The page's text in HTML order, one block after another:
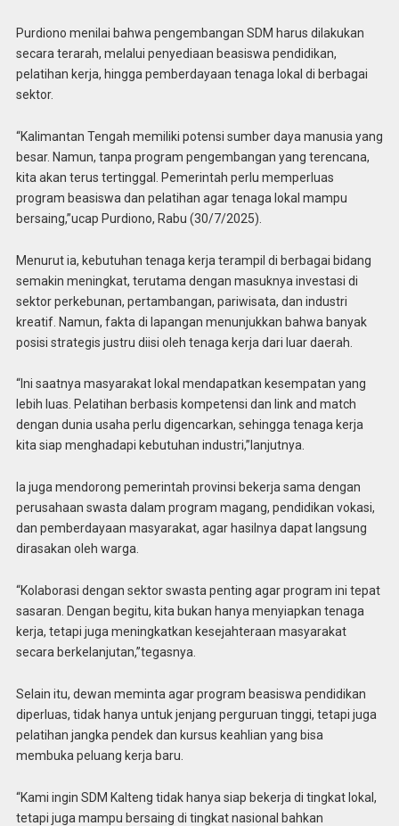
Purdiono menilai bahwa pengembangan SDM harus dilakukan
secara terarah, melalui penyediaan beasiswa pendidikan,
pelatihan kerja, hingga pemberdayaan tenaga lokal di berbagai
sektor.
“Kalimantan Tengah memiliki potensi sumber daya manusia yang
besar. Namun, tanpa program pengembangan yang terencana,
kita akan terus tertinggal. Pemerintah perlu memperluas
program beasiswa dan pelatihan agar tenaga lokal mampu
bersaing,”ucap Purdiono, Rabu (30/7/2025).
Menurut ia, kebutuhan tenaga kerja terampil di berbagai bidang
semakin meningkat, terutama dengan masuknya investasi di
sektor perkebunan, pertambangan, pariwisata, dan industri
kreatif. Namun, fakta di lapangan menunjukkan bahwa banyak
posisi strategis justru diisi oleh tenaga kerja dari luar daerah.
“Ini saatnya masyarakat lokal mendapatkan kesempatan yang
lebih luas. Pelatihan berbasis kompetensi dan link and match
dengan dunia usaha perlu digencarkan, sehingga tenaga kerja
kita siap menghadapi kebutuhan industri,”lanjutnya.
Ia juga mendorong pemerintah provinsi bekerja sama dengan
perusahaan swasta dalam program magang, pendidikan vokasi,
dan pemberdayaan masyarakat, agar hasilnya dapat langsung
dirasakan oleh warga.
“Kolaborasi dengan sektor swasta penting agar program ini tepat
sasaran. Dengan begitu, kita bukan hanya menyiapkan tenaga
kerja, tetapi juga meningkatkan kesejahteraan masyarakat
secara berkelanjutan,”tegasnya.
Selain itu, dewan meminta agar program beasiswa pendidikan
diperluas, tidak hanya untuk jenjang perguruan tinggi, tetapi juga
pelatihan jangka pendek dan kursus keahlian yang bisa
membuka peluang kerja baru.
“Kami ingin SDM Kalteng tidak hanya siap bekerja di tingkat lokal,
tetapi juga mampu bersaing di tingkat nasional bahkan